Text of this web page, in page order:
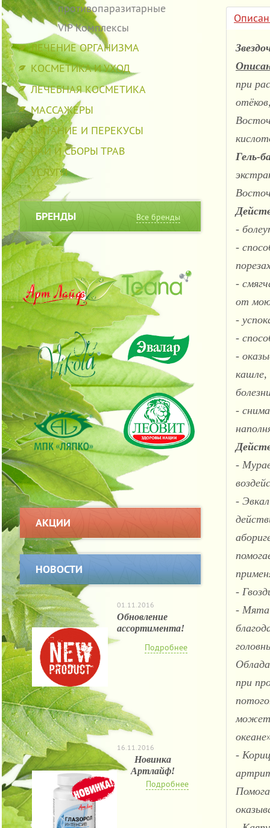
противопаразитарные
VIP Комплексы
ЛЕЧЕНИЕ ОРГАНИЗМА
КОСМЕТИКА И УХОД
ЛЕЧЕБНАЯ КОСМЕТИКА
МАССАЖЕРЫ
ПИТАНИЕ И ПЕРЕКУСЫ
ЧАИ И СБОРЫ ТРАВ
УСЛУГИ
БРЕНДЫ Все бренды
АКЦИИ
НОВОСТИ
01.11.2016
Обновление
ассортимента!
Подробнее
16.11.2016
Новинка
Артлайф!
Подробнее
при
Гель-
-
-
-
от
-
-
-
кашле,
-
-
-
-
- Мята
при
может
-